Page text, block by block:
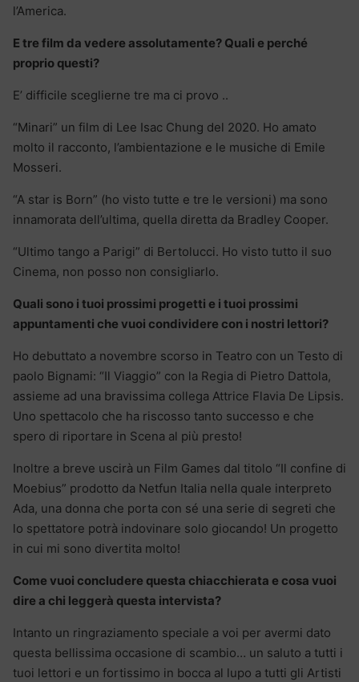
l’America.
E tre film da vedere assolutamente? Quali e perché
proprio questi?
E’ difficile sceglierne tre ma ci provo ..
“Minari” un film di Lee Isac Chung del 2020. Ho amato
molto il racconto, l’ambientazione e le musiche di Emile
Mosseri.
“A star is Born” (ho visto tutte e tre le versioni) ma sono
innamorata dell’ultima, quella diretta da Bradley Cooper.
“Ultimo tango a Parigi” di Bertolucci. Ho visto tutto il suo
Cinema, non posso non consigliarlo.
Quali sono i tuoi prossimi progetti e i tuoi prossimi
appuntamenti che vuoi condividere con i nostri lettori?
Ho debuttato a novembre scorso in Teatro con un Testo di
paolo Bignami: “Il Viaggio” con la Regia di Pietro Dattola,
assieme ad una bravissima collega Attrice Flavia De Lipsis.
Uno spettacolo che ha riscosso tanto successo e che
spero di riportare in Scena al più presto!
Inoltre a breve uscirà un Film Games dal titolo “Il confine di
Moebius” prodotto da Netfun Italia nella quale interpreto
Ada, una donna che porta con sé una serie di segreti che
lo spettatore potrà indovinare solo giocando! Un progetto
in cui mi sono divertita molto!
Come vuoi concludere questa chiacchierata e cosa vuoi
dire a chi leggerà questa intervista?
Intanto un ringraziamento speciale a voi per avermi dato
questa bellissima occasione di scambio… un saluto a tutti i
tuoi lettori e un fortissimo in bocca al lupo a tutti gli Artisti